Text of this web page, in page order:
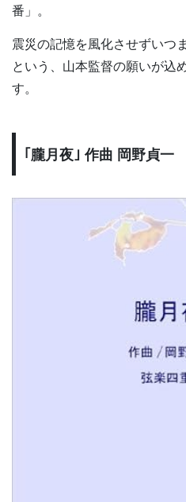
番」。
震災の記憶を風化させずいつ
という、山本監督の願いが込
す。
｢朧月夜｣ 作曲 岡野貞一